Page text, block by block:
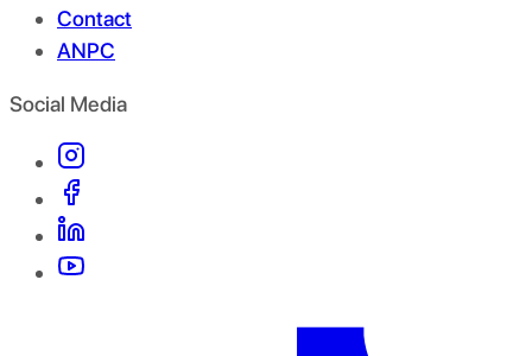
Contact
ANPC
Social Media